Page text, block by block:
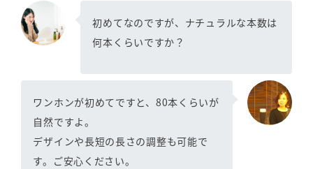
初めてなのですが、ナチュラルな本数は
何本くらいですか？
ワンホンが初めてですと、80本くらいが
自然ですよ。
デザインや長短の長さの調整も可能で
す。ご安心ください。